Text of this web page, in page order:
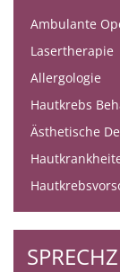
Ambulante
Lasertherapie
Allergologie
Hautkrebs
Ästhetische